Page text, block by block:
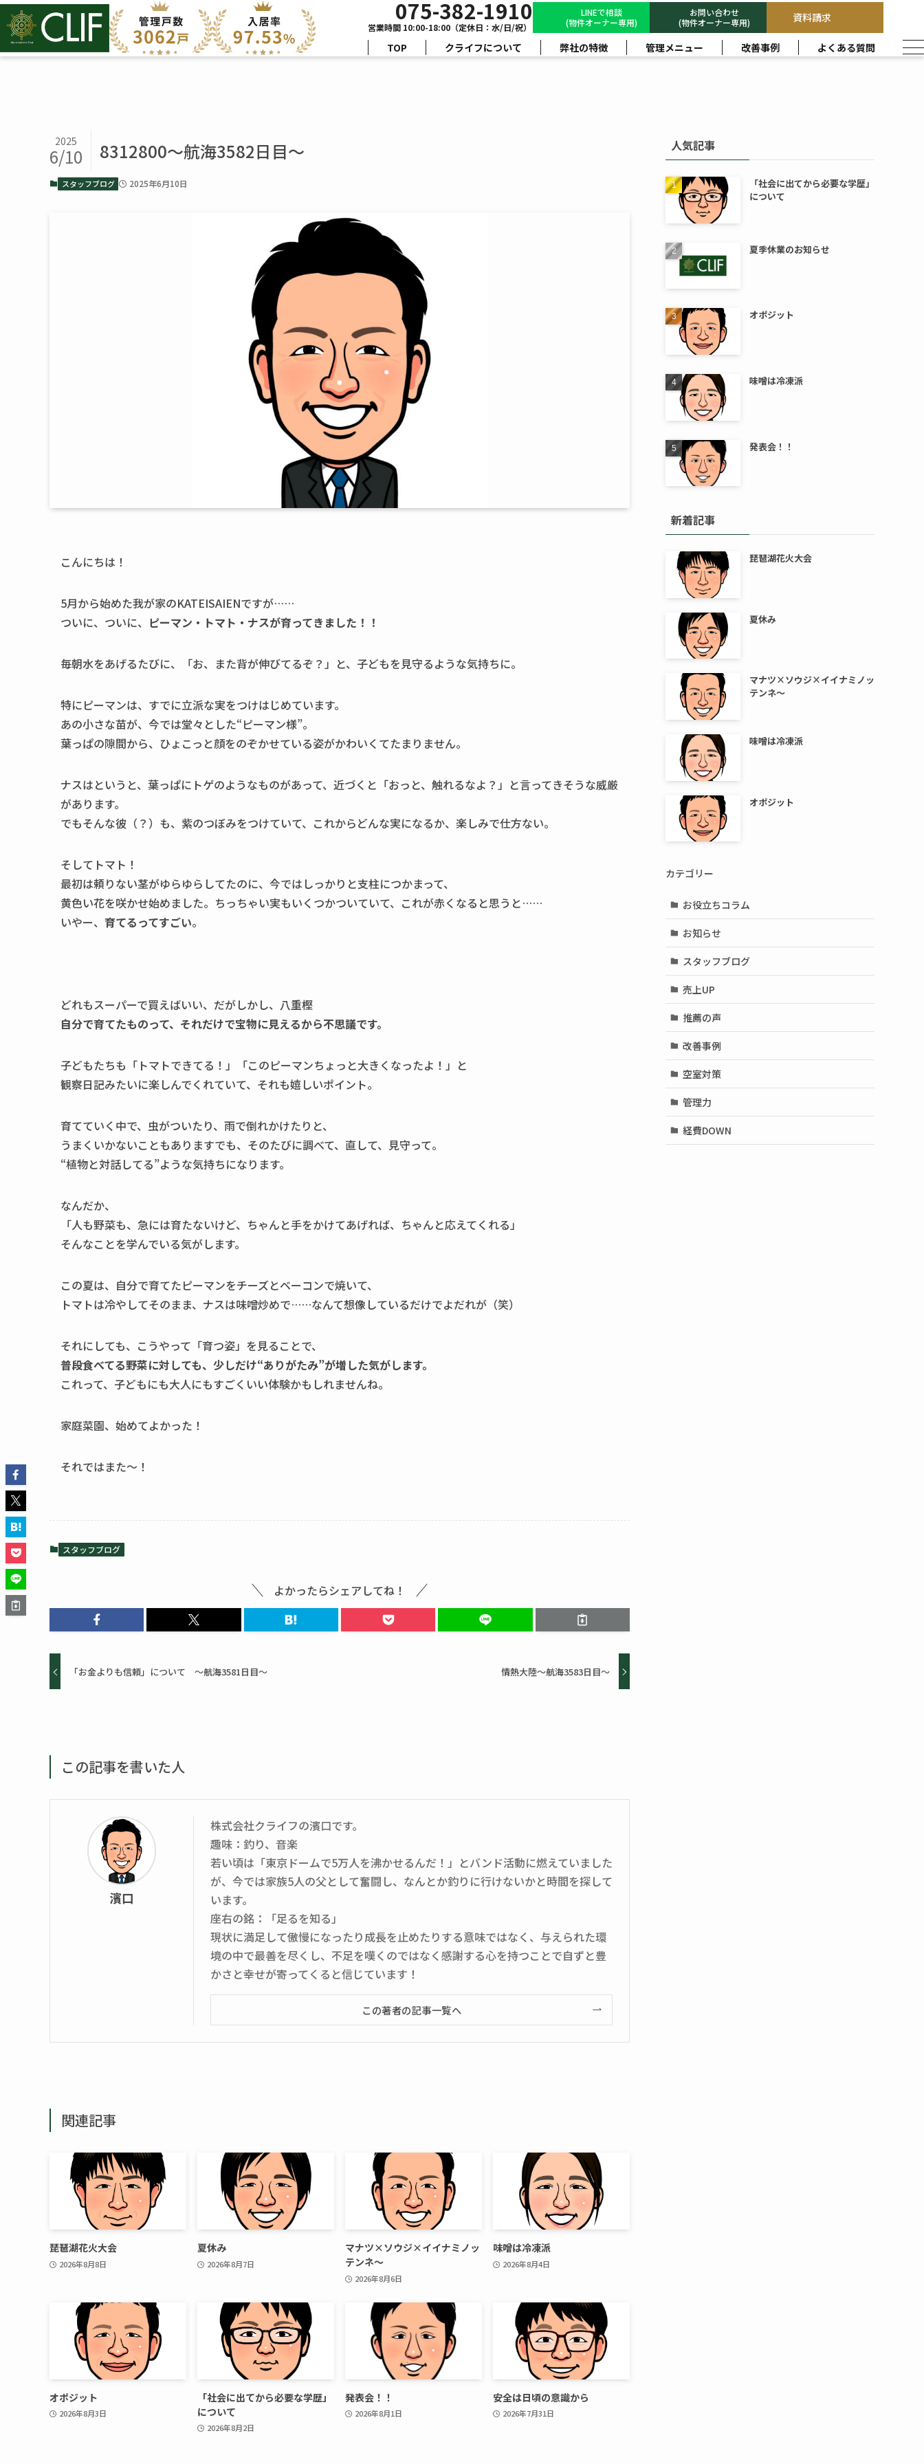
075-382-1910
営業時間 10:00-18:00（定休日：水/日/祝）
LINEで相談
(物件オーナー専用)
お問い合わせ
(物件オーナー専用)
資料請求
TOP クライフについて 弊社の特徴 管理メニュー 改善事例 よくある質問
8312800～航海3582日目～
2025
6/10
スタッフブログ 2025年6月10日
こんにちは！
5月から始めた我が家のKATEISAIENですが……
ついに、ついに、 ピーマン・トマト・ナスが育ってきました！！
毎朝水をあげるたびに、「お、また背が伸びてるぞ？」と、子どもを見守るような気持ちに。
特にピーマンは、すでに立派な実をつけはじめています。
あの小さな苗が、今では堂々とした“ピーマン様”。
葉っぱの隙間から、ひょこっと顔をのぞかせている姿がかわいくてたまりません。
ナスはというと、葉っぱにトゲのようなものがあって、近づくと「おっと、触れるなよ？」と言ってきそうな威厳
があります。
でもそんな彼（？）も、紫のつぼみをつけていて、これからどんな実になるか、楽しみで仕方ない。
そしてトマト！
最初は頼りない茎がゆらゆらしてたのに、今ではしっかりと支柱につかまって、
黄色い花を咲かせ始めました。ちっちゃい実もいくつかついていて、これが赤くなると思うと……
いやー、 育てるってすごい。
どれもスーパーで買えばいい、だがしかし、八重樫
自分で育てたものって、それだけで宝物に見えるから不思議です。
子どもたちも「トマトできてる！」「このピーマンちょっと大きくなったよ！」と
観察日記みたいに楽しんでくれていて、それも嬉しいポイント。
育てていく中で、虫がついたり、雨で倒れかけたりと、
うまくいかないこともありますでも、そのたびに調べて、直して、見守って。
“植物と対話してる”ような気持ちになります。
なんだか、
「人も野菜も、急には育たないけど、ちゃんと手をかけてあげれば、ちゃんと応えてくれる」
そんなことを学んでいる気がします。
この夏は、自分で育てたピーマンをチーズとベーコンで焼いて、
トマトは冷やしてそのまま、ナスは味噌炒めで……なんて想像しているだけでよだれが（笑）
それにしても、こうやって「育つ姿」を見ることで、
普段食べてる野菜に対しても、少しだけ“ありがたみ”が増した気がします。
これって、子どもにも大人にもすごくいい体験かもしれませんね。
家庭菜園、始めてよかった！
それではまた～！
スタッフブログ
よかったらシェアしてね！
「お金よりも信頼」について ～航海3581日目～ 情熱大陸～航海3583日目～
この記事を書いた人
濱口
株式会社クライフの濱口です。
趣味：釣り、音楽
若い頃は「東京ドームで5万人を沸かせるんだ！」とバンド活動に燃えていました
が、今では家族5人の父として奮闘し、なんとか釣りに行けないかと時間を探して
います。
座右の銘：「足るを知る」
現状に満足して傲慢になったり成長を止めたりする意味ではなく、与えられた環
境の中で最善を尽くし、不足を嘆くのではなく感謝する心を持つことで自ずと豊
かさと幸せが寄ってくると信じています！
この著者の記事一覧へ
関連記事
琵琶湖花火大会
2026年8月8日
夏休み
2026年8月7日
マナツ×ソウジ×イイナミノッ
テンネ～
2026年8月6日
味噌は冷凍派
2026年8月4日
オポジット
2026年8月3日
「社会に出てから必要な学歴」
について
2026年8月2日
発表会！！
2026年8月1日
安全は日頃の意識から
2026年7月31日
人気記事
「社会に出てから必要な学歴」
について
夏季休業のお知らせ
オポジット
味噌は冷凍派
発表会！！
新着記事
琵琶湖花火大会
夏休み
マナツ×ソウジ×イイナミノッ
テンネ～
味噌は冷凍派
オポジット
カテゴリー
お役立ちコラム
お知らせ
スタッフブログ
売上UP
推薦の声
改善事例
空室対策
管理力
経費DOWN